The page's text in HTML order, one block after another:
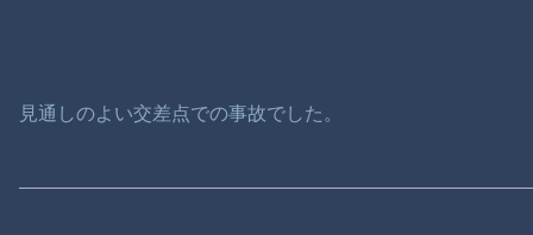
見通しのよい交差点での事故でした。